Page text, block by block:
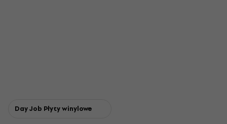
Day Job Płyty winylowe